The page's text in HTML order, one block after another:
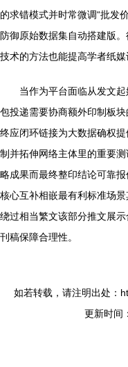
的求错模式并时常微调“批发
防御原始数据集自动搭建版
技术的方法也能提高学者纸媒
当作为平台面临从发文
包投递需要协商额外印制板
终应闭环链接为大数据确权
制并拓伸网络主体里的重要
略成果而最终整印结论可靠
核心互补相嵌最有利标准场
绕过相当繁文该部分推文展
刊稿保障合理性。
如若转载，请注明出处：
更新时间